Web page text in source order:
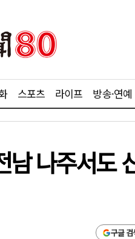
스포츠 라이프 방송·연예
남 나주서
구글 검